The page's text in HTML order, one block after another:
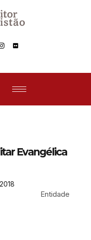
Evangélica
Entidade